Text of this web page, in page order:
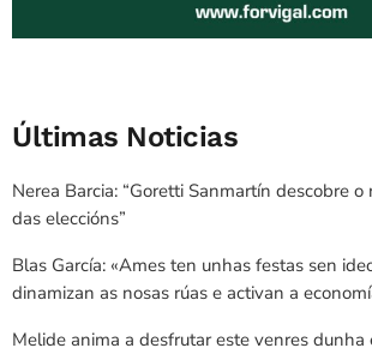
Últimas Noticias
Nerea Barcia: “Goretti Sanmartín descobre o
das eleccións”
Blas García: «Ames ten unhas festas sen
dinamizan as nosas rúas e activan a
Melide anima a desfrutar este venres